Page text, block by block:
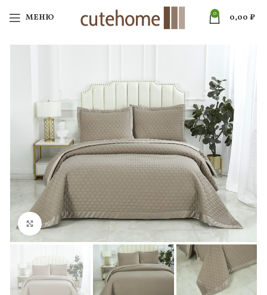
МЕНЮ 0 0,00 ₽
Нажмите, чтобы увеличить